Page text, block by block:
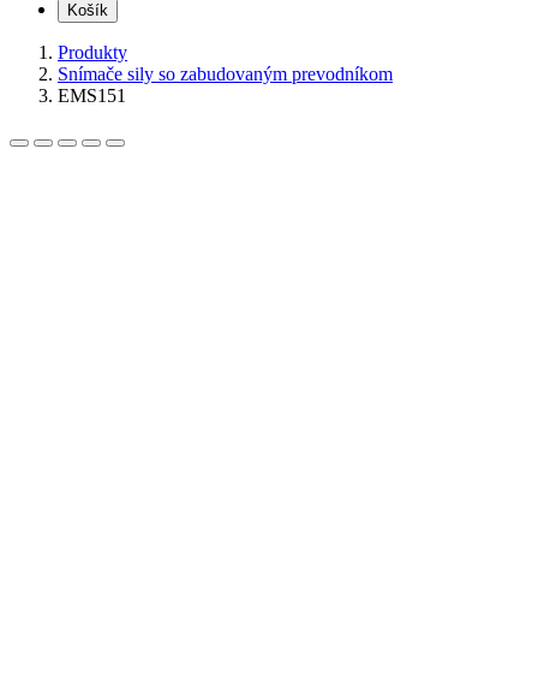
Košík
Produkty
Snímače sily so zabudovaným prevodníkom
EMS151